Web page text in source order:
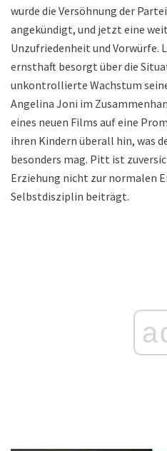
wurde die Versöhnung der
angekündigt, und jetzt eine
Unzufriedenheit und Vorwürfe.
ernsthaft besorgt über die
unkontrollierte Wachstum
Angelina Joni im
eines neuen Films auf eine
ihren Kindern überall hin, was
besonders mag. Pitt ist
Erziehung nicht zur normalen
Selbstdisziplin beiträgt.